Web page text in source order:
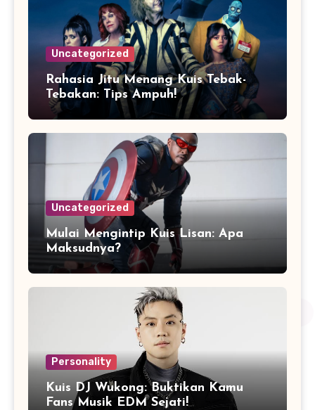
Uncategorized
Rahasia Jitu Menang Kuis Tebak-
Tebakan: Tips Ampuh!
Uncategorized
Mulai Mengintip Kuis Lisan: Apa
Maksudnya?
Personality
Kuis DJ Wukong: Buktikan Kamu
Fans Musik EDM Sejati!